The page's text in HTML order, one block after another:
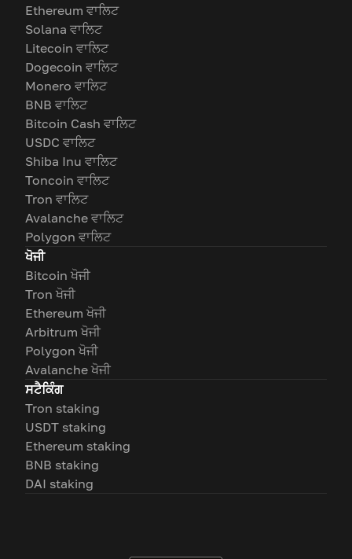
Ethereum ਵਾਲਿਟ
Solana ਵਾਲਿਟ
Litecoin ਵਾਲਿਟ
Dogecoin ਵਾਲਿਟ
Monero ਵਾਲਿਟ
BNB ਵਾਲਿਟ
Bitcoin Cash ਵਾਲਿਟ
USDC ਵਾਲਿਟ
Shiba Inu ਵਾਲਿਟ
Toncoin ਵਾਲਿਟ
Tron ਵਾਲਿਟ
Avalanche ਵਾਲਿਟ
Polygon ਵਾਲਿਟ
ਖੋਜੀ
Bitcoin ਖੋਜੀ
Tron ਖੋਜੀ
Ethereum ਖੋਜੀ
Arbitrum ਖੋਜੀ
Polygon ਖੋਜੀ
Avalanche ਖੋਜੀ
ਸਟੈਕਿੰਗ
Tron staking
USDT staking
Ethereum staking
BNB staking
DAI staking